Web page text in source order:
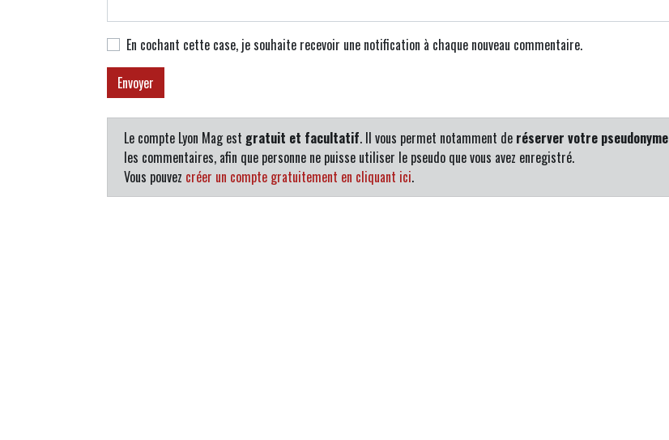
En cochant cette case, je souhaite recevoir une notification à chaque nouveau commentaire.
Le compte Lyon Mag est gratuit et facultatif. Il vous permet notamment de réserver votre pseudonyme
les commentaires, afin que personne ne puisse utiliser le pseudo que vous avez enregistré.
Vous pouvez créer un compte gratuitement en cliquant ici.